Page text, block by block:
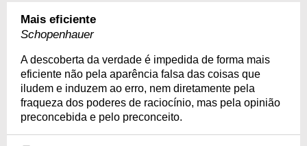
Mais eficiente
Schopenhauer
A descoberta da verdade é impedida de forma mais
eficiente não pela aparência falsa das coisas que
iludem e induzem ao erro, nem diretamente pela
fraqueza dos poderes de raciocínio, mas pela opinião
preconcebida e pelo preconceito.